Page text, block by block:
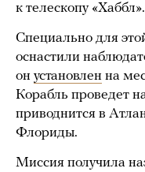
к телескопу «Хаббл».
Специально для
оснастили
он установлен на
Корабль проведет
приводнится в
Флориды.
Миссия получила